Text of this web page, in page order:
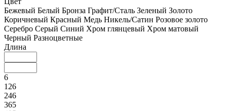
Бежевый Белый Бронза Графит/Сталь Зеленый Золото
Коричневый Красный Медь Никель/Сатин Розовое золото
Серебро Серый Синий Хром глянцевый Хром матовый
Черный Разноцветные
Длина
6
126
246
365